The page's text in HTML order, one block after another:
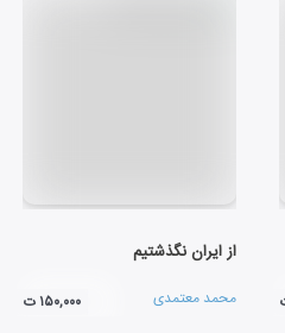
از ایران نگذشتیم
محمد معتمدی ۱۵۰,۰۰۰ ت